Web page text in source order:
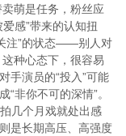
萌是任务，粉丝应
感”带来的认知扭
注”的状态——别人对
种心态下，很容易
手演员的“投入”可能
非你不可的深情”。
几个月戏就处出感
是长期高压、高强度